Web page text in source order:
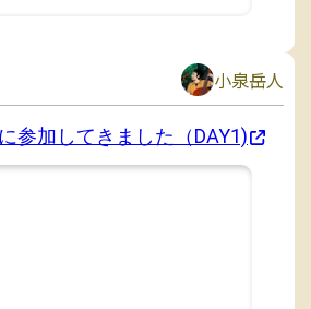
小泉岳人
参加してきました（DAY1)